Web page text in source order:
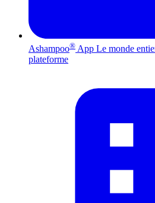
Ashampoo® App Le monde
plateforme